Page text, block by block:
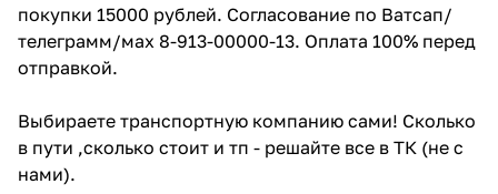
покупки 15000 рублей. Согласование по Ватсап/
телеграмм/мах 8-913-00000-13. Оплата 100% перед
отправкой.
Выбираете транспортную компанию сами! Сколько
в пути ,сколько стоит и тп - решайте все в ТК (не с
нами).